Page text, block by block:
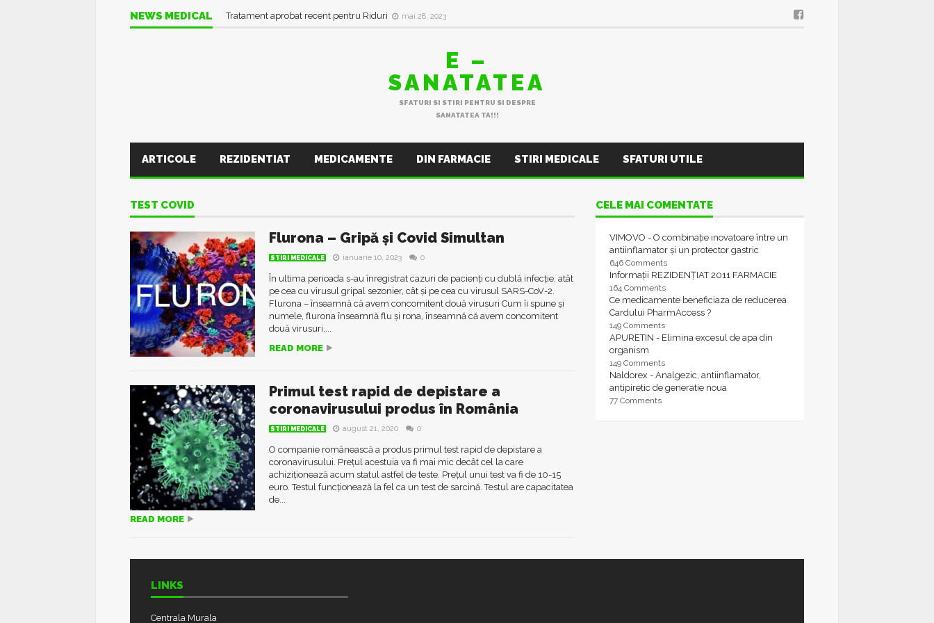
NEWS MEDICAL Tratament aprobat recent pentru Riduri mai 28, 2023
E –
SANATATEA
SFATURI SI STIRI PENTRU SI DESPRE
SANATATEA TA!!!
ARTICOLE REZIDENTIAT MEDICAMENTE DIN FARMACIE STIRI MEDICALE SFATURI UTILE
TEST COVID
Flurona – Gripă şi Covid Simultan
STIRI MEDICALE ianuarie 10, 2023 0
În ultima perioada s-au înregistrat cazuri de pacienţi cu dublă infecţie, atât
pe cea cu virusul gripal sezonier, cât şi pe cea cu virusul SARS-CoV-2.
Flurona – înseamnă că avem concomitent două virusuri Cum îi spune şi
numele, flurona înseamnă flu şi rona, înseamnă că avem concomitent
două virusuri,...
READ MORE
Primul test rapid de depistare a
coronavirusului produs în România
STIRI MEDICALE august 21, 2020 0
O companie românească a produs primul test rapid de depistare a
coronavirusului. Prețul acestuia va fi mai mic decât cel la care
achiziționează acum statul astfel de teste. Prețul unui test va fi de 10-15
euro. Testul funcționează la fel ca un test de sarcină. Testul are capacitatea
de...
READ MORE
CELE MAI COMENTATE
VIMOVO - O combinație inovatoare între un
antiinflamator și un protector gastric
646 Comments
Informații REZIDENȚIAT 2011 FARMACIE
164 Comments
Ce medicamente beneficiaza de reducerea
Cardului PharmAccess ?
149 Comments
APURETIN - Elimina excesul de apa din
organism
149 Comments
Naldorex - Analgezic, antiinflamator,
antipiretic de generatie noua
77 Comments
LINKS
Centrala Murala